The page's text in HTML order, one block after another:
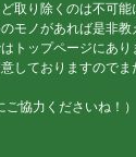
取り除くのは不可能
モノがあれば是非教
トップページにあり
しておりますので
協力くださいね！）